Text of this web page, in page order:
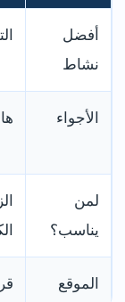
أفضل
نشاط
الأجواء
لمن
يناسب؟
الموقع